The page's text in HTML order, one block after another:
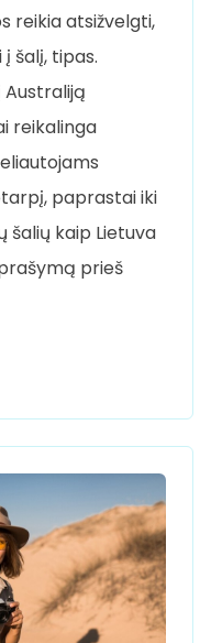
reikia atsižvelgti,
šalį, tipas.
reikalinga
paprastai iki
šalių kaip Lietuva
prieš